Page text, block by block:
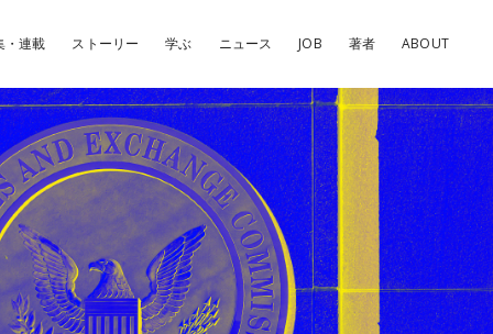
・連載 ストーリー 学ぶ ニュース JOB 著者 ABOUT